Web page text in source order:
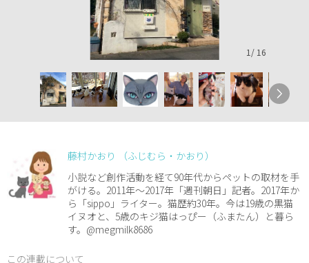
1 / 16
藤村かおり （ふじむら・かおり）
小説など創作活動を経て90年代からペットの取材を手
がける。2011年～2017年「週刊朝日」記者。2017年か
ら「sippo」ライター。猫歴約30年。今は19歳の黒猫
イヌオと、5歳のキジ猫はっぴー（ふまたん）と暮ら
す。@megmilk8686
この連載について